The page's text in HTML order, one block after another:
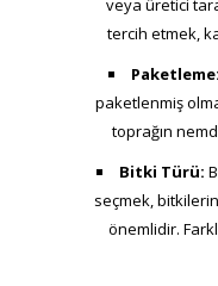
veya üretici
tercih etmek,
Paketleme:
paketlenmiş
toprağın
Bitki Türü:
seçmek,
önemlidir.